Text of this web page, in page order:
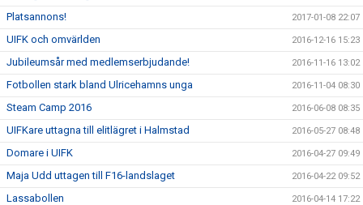
Platsannons! 2017-01-08 22:07
UIFK och omvärlden 2016-12-16 15:23
Jubileumsår med medlemserbjudande! 2016-11-16 13:02
Fotbollen stark bland Ulricehamns unga 2016-11-04 08:30
Steam Camp 2016 2016-06-08 08:35
UIFKare uttagna till elitlägret i Halmstad 2016-05-27 08:48
Domare i UIFK 2016-04-27 09:49
Maja Udd uttagen till F16-landslaget 2016-04-22 09:52
Lassabollen 2016-04-14 17:22